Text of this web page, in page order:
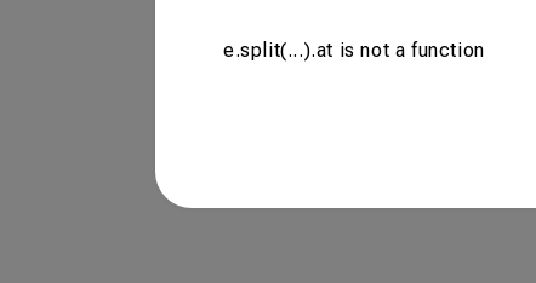
e.split(...).at is not a function